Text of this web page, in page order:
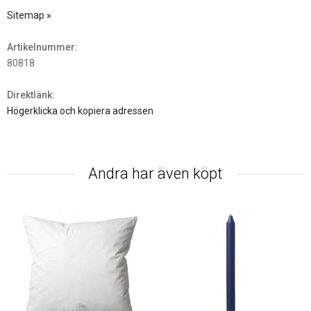
Sitemap »
Artikelnummer:
80818
Direktlänk:
Högerklicka och kopiera adressen
Andra har även köpt